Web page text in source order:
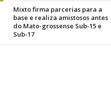
Mixto firma parcerias para a
base e realiza amistosos antes
do Mato-grossense Sub-15 e
Sub-17